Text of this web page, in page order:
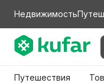
Недвижимость
Путешествия